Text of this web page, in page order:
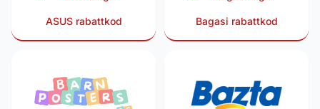
ASUS rabattkod Bagasi rabattkod